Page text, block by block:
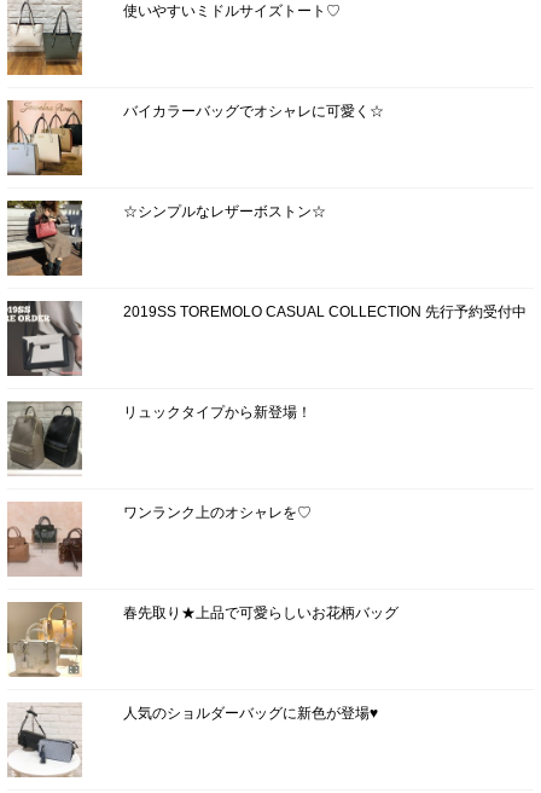
使いやすいミドルサイズトート♡
バイカラーバッグでオシャレに可愛く☆
☆シンプルなレザーボストン☆
2019SS TOREMOLO CASUAL COLLECTION 先行予約受付中
リュックタイプから新登場！
ワンランク上のオシャレを♡
春先取り★上品で可愛らしいお花柄バッグ
人気のショルダーバッグに新色が登場♥